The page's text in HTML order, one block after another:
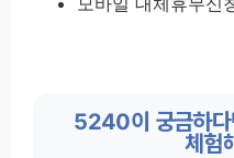
5240이 궁금하다
체험